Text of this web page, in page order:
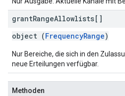
grantRangeAllowlists[]
object (FrequencyRange)
Nur Bereiche, die sich in den
neue Erteilungen verfügbar.
Methoden